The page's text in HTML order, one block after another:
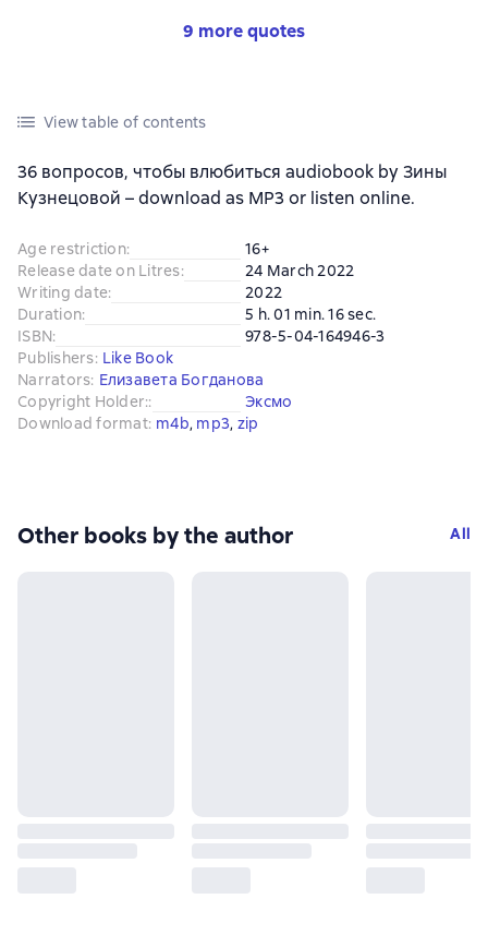
9 more quotes
View table of contents
36 вопросов, чтобы влюбиться audiobook by Зины
Кузнецовой – download as MP3 or listen online.
Age restriction:
16+
Release date on Litres:
24 March 2022
Writing date:
2022
Duration:
5 h. 01 min. 16 sec.
ISBN:
978-5-04-164946-3
Publishers: Like Book
Narrators: Елизавета Богданова
Copyright Holder::
Эксмо
Download format: m4b, mp3, zip
Other books by the author All